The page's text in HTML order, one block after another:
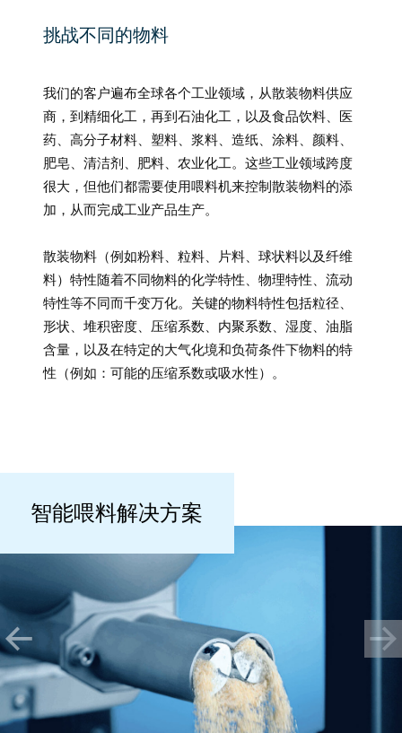
挑战不同的物料
我们的客户遍布全球各个工业领域，从散装物料供应
商，到精细化工，再到石油化工，以及食品饮料、医
药、高分子材料、塑料、浆料、造纸、涂料、颜料、
肥皂、清洁剂、肥料、农业化工。这些工业领域跨度
很大，但他们都需要使用喂料机来控制散装物料的添
加，从而完成工业产品生产。
散装物料（例如粉料、粒料、片料、球状料以及纤维
料）特性随着不同物料的化学特性、物理特性、流动
特性等不同而千变万化。关键的物料特性包括粒径、
形状、堆积密度、压缩系数、内聚系数、湿度、油脂
含量，以及在特定的大气化境和负荷条件下物料的特
性（例如：可能的压缩系数或吸水性）。
智能喂料解决方案